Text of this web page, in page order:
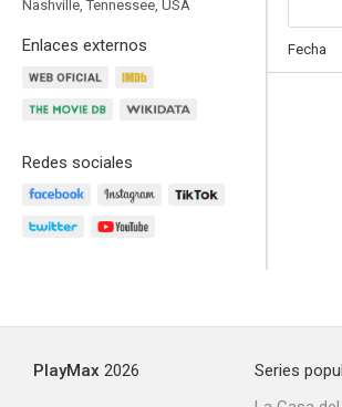
Nashville, Tennessee, USA
Enlaces externos
Redes sociales
Fecha
PlayMax 2026
Series